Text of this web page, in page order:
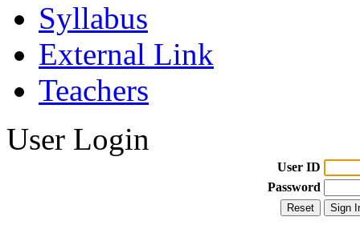
Syllabus
External Link
Teachers
User Login
User ID
Password